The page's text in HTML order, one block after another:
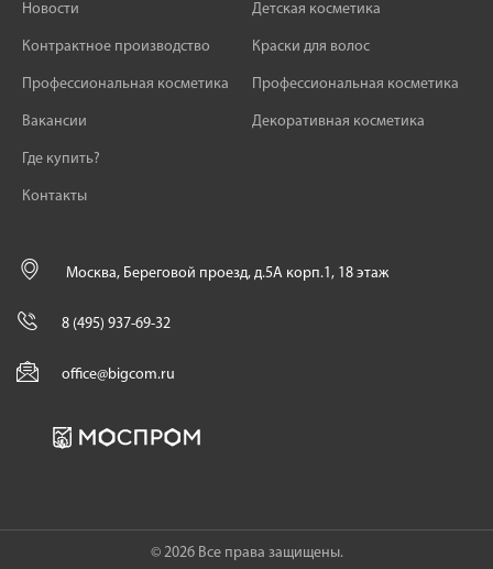
Новости
Контрактное производство
Профессиональная косметика
Вакансии
Где купить?
Контакты
Детская косметика
Краски для волос
Профессиональная косметика
Декоративная косметика
Москва, Береговой проезд, д.5А корп.1, 18 этаж
8 (495) 937-69-32
office@bigcom.ru
© 2026 Все права защищены.